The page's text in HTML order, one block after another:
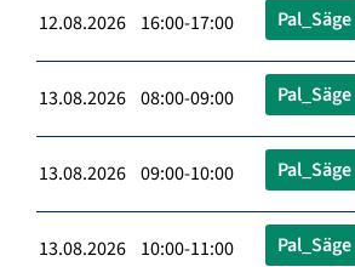
12.08.2026 16:00-17:00 Pal_Säge
13.08.2026 08:00-09:00 Pal_Säge
13.08.2026 09:00-10:00 Pal_Säge
13.08.2026 10:00-11:00 Pal_Säge